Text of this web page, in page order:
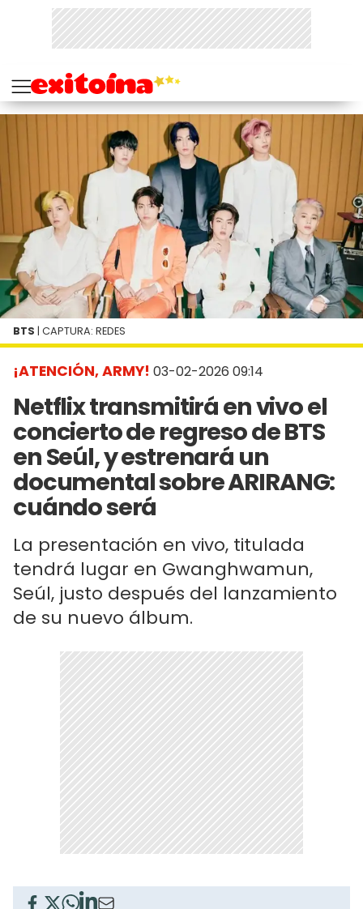
¡ATENCIÓN, ARMY! 03-02-2026 09:14
Netflix transmitirá en vivo el
concierto de regreso de BTS
en Seúl, y estrenará un
documental sobre ARIRANG:
cuándo será
La presentación en vivo, titulada
tendrá lugar en Gwanghwamun,
Seúl, justo después del lanzamiento
de su nuevo álbum.
BTS | CAPTURA: REDES